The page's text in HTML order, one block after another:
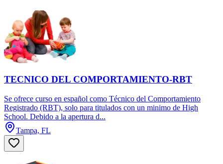
TECNICO DEL COMPORTAMIENTO-RBT
Se ofrece curso en español como Técnico del Comportamiento
Registrado (RBT), solo para titulados con un minimo de High
School. Debido a la apertura d...
Tampa, FL